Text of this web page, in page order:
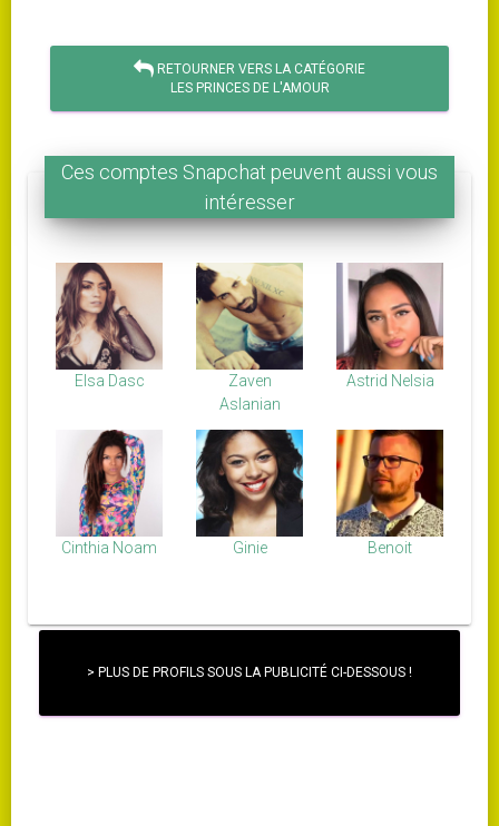
RETOURNER VERS LA CATÉGORIE
LES PRINCES DE L'AMOUR
Ces comptes Snapchat peuvent aussi vous
intéresser
Elsa Dasc
Zaven
Aslanian
Astrid Nelsia
Cinthia Noam Ginie Benoit
> PLUS DE PROFILS SOUS LA PUBLICITÉ CI-DESSOUS !